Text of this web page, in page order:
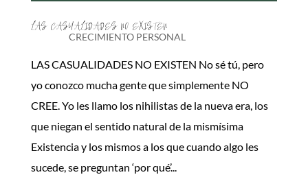
LAS CASUALIDADES NO EXISTEN
CRECIMIENTO PERSONAL
LAS CASUALIDADES NO EXISTEN No sé tú, pero
yo conozco mucha gente que simplemente NO
CREE. Yo les llamo los nihilistas de la nueva era, los
que niegan el sentido natural de la mismísima
Existencia y los mismos a los que cuando algo les
sucede, se preguntan ‘por qué’...